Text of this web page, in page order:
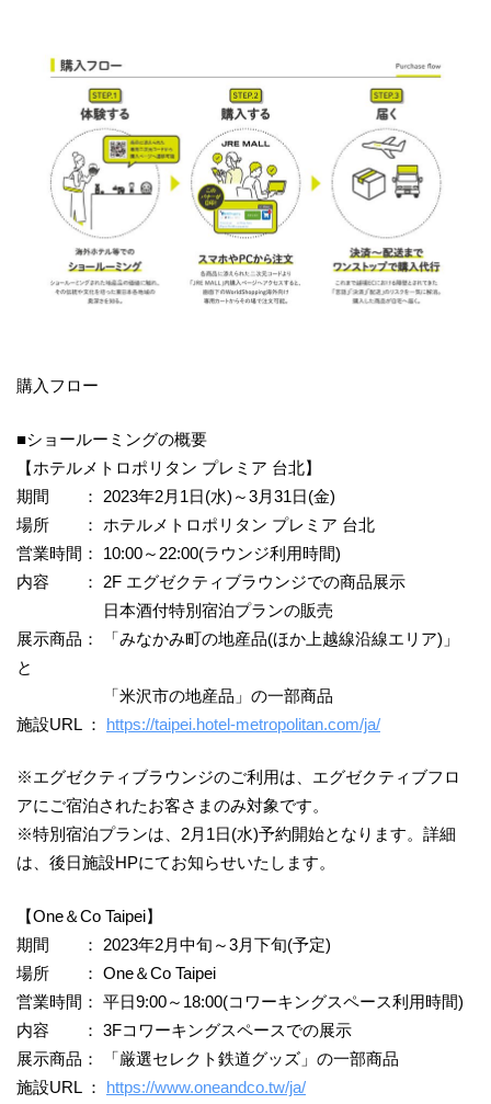
購入フロー
■ショールーミングの概要
【ホテルメトロポリタン プレミア 台北】
期間 ： 2023年2月1日(水)～3月31日(金)
場所 ： ホテルメトロポリタン プレミア 台北
営業時間： 10:00～22:00(ラウンジ利用時間)
内容 ： 2F エグゼクティブラウンジでの商品展示
日本酒付特別宿泊プランの販売
展示商品： 「みなかみ町の地産品(ほか上越線沿線エリア)」
と
「米沢市の地産品」の一部商品
施設URL ： https://taipei.hotel-metropolitan.com/ja/
※エグゼクティブラウンジのご利用は、エグゼクティブフロ
アにご宿泊されたお客さまのみ対象です。
※特別宿泊プランは、2月1日(水)予約開始となります。詳細
は、後日施設HPにてお知らせいたします。
【One＆Co Taipei】
期間 ： 2023年2月中旬～3月下旬(予定)
場所 ： One＆Co Taipei
営業時間： 平日9:00～18:00(コワーキングスペース利用時間)
内容 ： 3Fコワーキングスペースでの展示
展示商品： 「厳選セレクト鉄道グッズ」の一部商品
施設URL ： https://www.oneandco.tw/ja/